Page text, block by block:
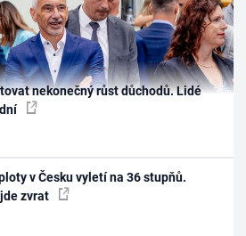
nekonečný růst důchodů. Lidé
v Česku vyletí na 36 stupňů.
zvrat